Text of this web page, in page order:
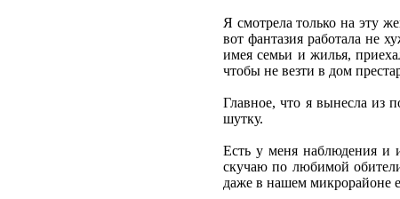
Я смотрела только на эту
вот фантазия работала не
имея семьи и жилья,
чтобы не везти в дом
Главное, что я вынесла из
шутку.
Есть у меня наблюдения и
скучаю по любимой
даже в нашем микрорайоне